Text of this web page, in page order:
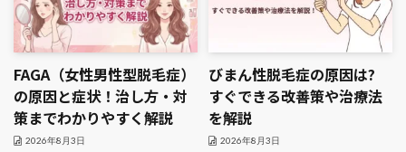
FAGA（女性男性型脱毛症）
の原因と症状！治し方・対
策までわかりやすく解説
2026年8月3日
びまん性脱毛症の原因は?
すぐできる改善策や治療法
を解説
2026年8月3日